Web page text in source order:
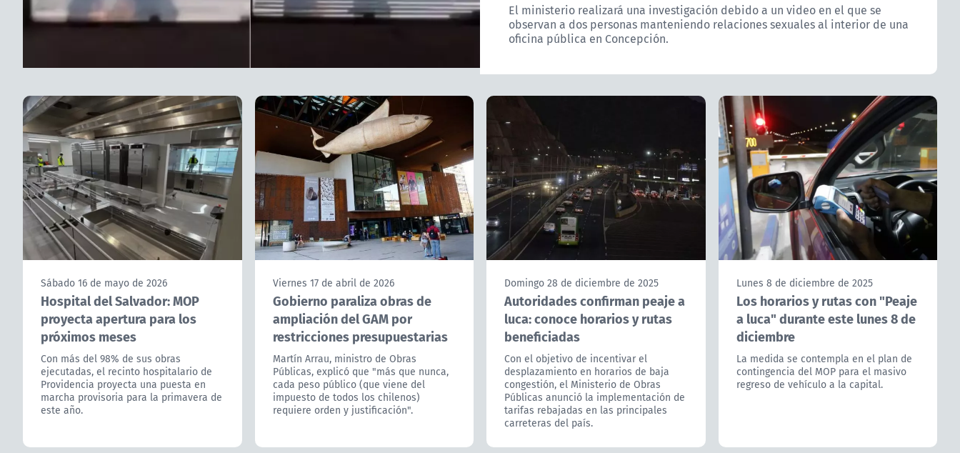
El ministerio realizará una investigación debido a un video en el que se
observan a dos personas manteniendo relaciones sexuales al interior de una
oficina pública en Concepción.
Sábado 16 de mayo de 2026
Hospital del Salvador: MOP
proyecta apertura para los
próximos meses
Con más del 98% de sus obras
ejecutadas, el recinto hospitalario de
Providencia proyecta una puesta en
marcha provisoria para la primavera de
este año.
Viernes 17 de abril de 2026
Gobierno paraliza obras de
ampliación del GAM por
restricciones presupuestarias
Martín Arrau, ministro de Obras
Públicas, explicó que "más que nunca,
cada peso público (que viene del
impuesto de todos los chilenos)
requiere orden y justificación".
Domingo 28 de diciembre de 2025
Autoridades confirman peaje a
luca: conoce horarios y rutas
beneficiadas
Con el objetivo de incentivar el
desplazamiento en horarios de baja
congestión, el Ministerio de Obras
Públicas anunció la implementación de
tarifas rebajadas en las principales
carreteras del país.
Lunes 8 de diciembre de 2025
Los horarios y rutas con "Peaje
a luca" durante este lunes 8 de
diciembre
La medida se contempla en el plan de
contingencia del MOP para el masivo
regreso de vehículo a la capital.